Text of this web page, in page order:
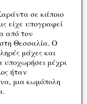
σε κάποιο
είχε υπογραφεί
από τον
Θεσσαλία. Ο
μάχες και
υποχωρήσει μέχρι
ήταν
μια κωμόπολη